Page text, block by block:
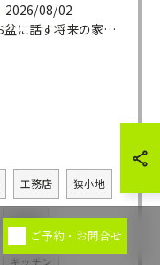
2026/08/02
お盆に話す将来の家づくりチェックリスト
工務店 狭小地
家事楽
キッチン
ご予約・お問合せ